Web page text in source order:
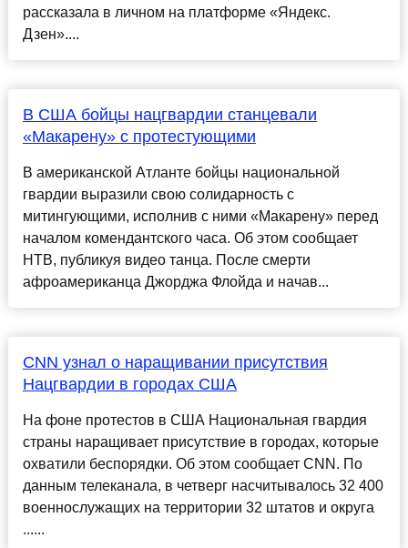
рассказала в личном на платформе «Яндекс.
Дзен»....
В США бойцы нацгвардии станцевали
«Макарену» с протестующими
В американской Атланте бойцы национальной
гвардии выразили свою солидарность с
митингующими, исполнив с ними «Макарену» перед
началом комендантского часа. Об этом сообщает
НТВ, публикуя видео танца. После смерти
афроамериканца Джорджа Флойда и начав...
CNN узнал о наращивании присутствия
Нацгвардии в городах США
На фоне протестов в США Национальная гвардия
страны наращивает присутствие в городах, которые
охватили беспорядки. Об этом сообщает CNN. По
данным телеканала, в четверг насчитывалось 32 400
военнослужащих на территории 32 штатов и округа
......